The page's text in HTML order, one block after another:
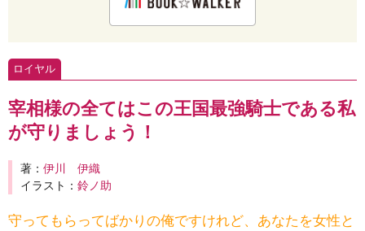
ロイヤル
宰相様の全てはこの王国最強騎士である私
が守りましょう！
著： 伊川 伊織
イラスト： 鈴ノ助
守ってもらってばかりの俺ですけれど、あなたを女性と